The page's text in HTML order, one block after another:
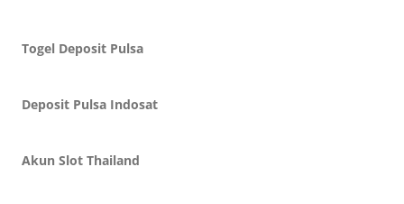
Togel Deposit Pulsa
Deposit Pulsa Indosat
Akun Slot Thailand